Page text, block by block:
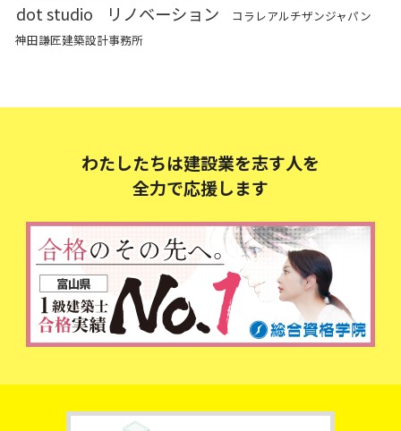
dot studio リノベーション
コラレアルチザンジャパン
神田謙匠建築設計事務所
わたしたちは建設業を志す人を
全力で応援します